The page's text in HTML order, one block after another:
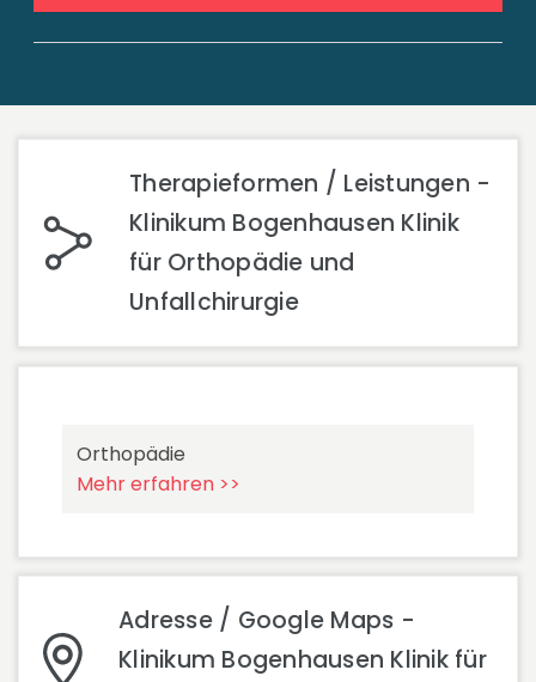
Therapieformen / Leistungen -
Klinikum Bogenhausen Klinik
für Orthopädie und
Unfallchirurgie
Orthopädie
Mehr erfahren >>
Adresse / Google Maps -
Klinikum Bogenhausen Klinik für